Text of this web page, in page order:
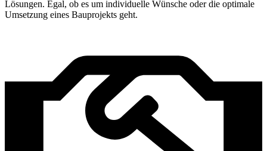
Lösungen. Egal, ob es um individuelle Wünsche oder die optimale
Umsetzung eines Bauprojekts geht.